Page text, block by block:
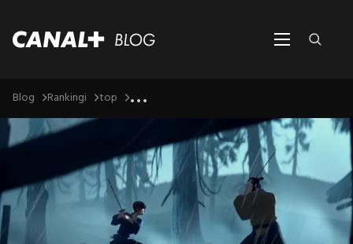
Blog Rankingi top ...